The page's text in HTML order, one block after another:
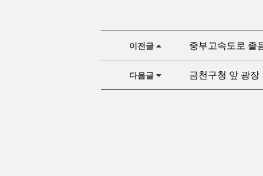
이전글 중부고속도로 졸
다음글 금천구청 앞 광장